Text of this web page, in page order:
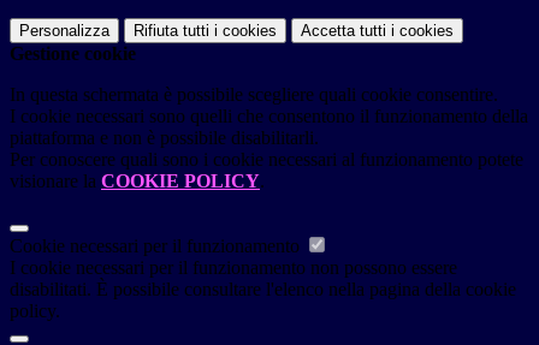
Personalizza Rifiuta tutti i cookies Accetta tutti i cookies
Gestione cookie
In questa schermata è possibile scegliere quali cookie consentire.
I cookie necessari sono quelli che consentono il funzionamento della
piattaforma e non è possibile disabilitarli.
Per conoscere quali sono i cookie necessari al funzionamento potete
visionare la COOKIE POLICY.
Cookie necessari per il funzionamento
I cookie necessari per il funzionamento non possono essere
disabilitati. È possibile consultare l'elenco nella pagina della cookie
policy.